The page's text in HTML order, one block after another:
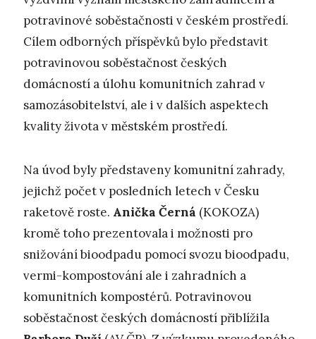
potravinové soběstačnosti v českém prostředí.
Cílem odborných příspěvků bylo představit
potravinovou soběstačnost českých
domácností a úlohu komunitních zahrad v
samozásobitelství, ale i v dalších aspektech
kvality života v městském prostředí.
Na úvod byly představeny komunitní zahrady,
jejichž počet v posledních letech v Česku
raketově roste. Anička Černá (KOKOZA)
kromě toho prezentovala i možnosti pro
snižování bioodpadu pomocí svozu bioodpadu,
vermi-kompostování ale i zahradních a
komunitních kompostérů. Potravinovou
soběstačnost českých domácností přiblížila